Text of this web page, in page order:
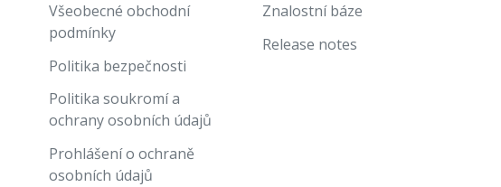
Všeobecné obchodní
podmínky
Politika bezpečnosti
Politika soukromí a
ochrany osobních údajů
Prohlášení o ochraně
osobních údajů
Znalostní báze
Release notes